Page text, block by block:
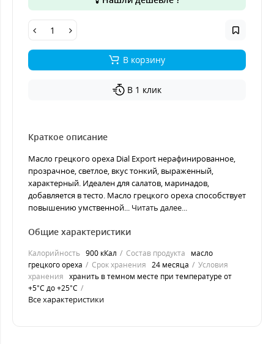
В корзину
В 1 клик
Краткое описание
Масло грецкого ореха Dial Export нерафинированное,
прозрачное, светлое, вкус тонкий, выраженный,
характерный. Идеален для салатов, маринадов,
добавляется в тесто. Масло грецкого ореха способствует
повышению умственной... Читать далее...
Общие характеристики
Калорийность 900 кКал Состав продукта
масло
грецкого ореха
Срок хранения 24 месяца
Условия
хранения хранить в темном месте при температуре от
+5°С до +25°С
Все характеристики